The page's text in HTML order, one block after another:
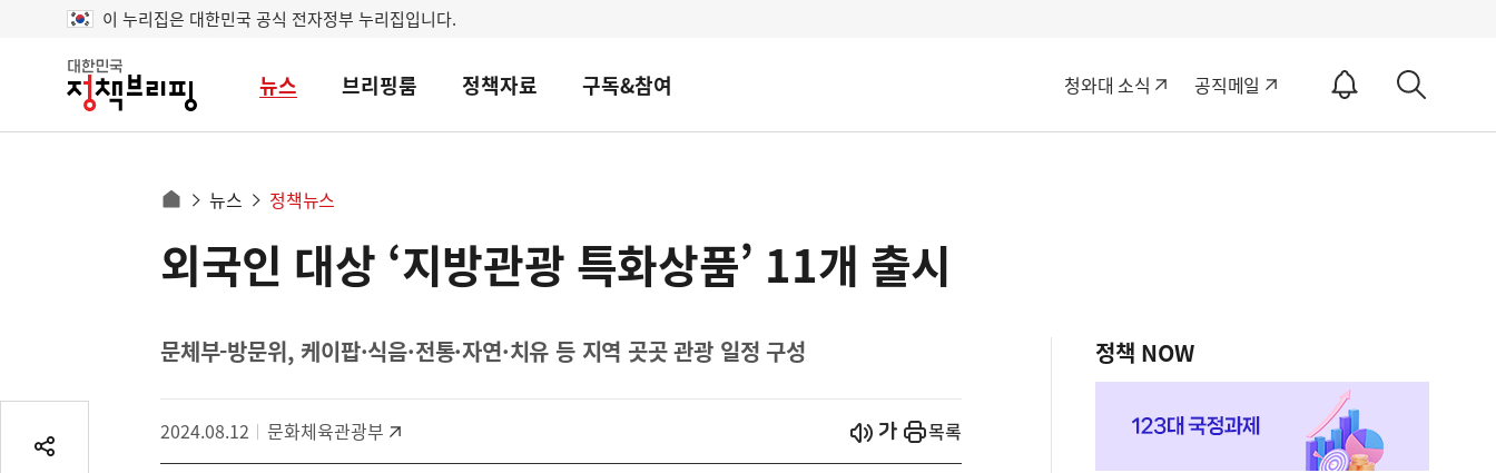
이 누리집은 대한민국 공식 전자정부 누리집입니다.
대
민
뉴스 브리핑룸 정책자료 구독&참여 청와대 소식 공직메일
알
ON
세
로
으
로
뉴스 정책뉴스
공
외국인 대상 ‘지방관광 특화상품’ 11개 출시
문체부-방문위, 케이팝·식음·전통·자연·치유 등 지역 곳곳 관광 일정 구성
2024.08.12 문화체육관광부 시작
열기 목록
정책 NOW